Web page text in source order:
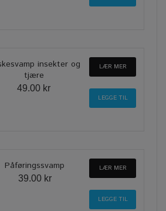
insekter og
tjære
49.00 kr
LÆR MER
Påføringssvamp
39.00 kr
LÆR MER